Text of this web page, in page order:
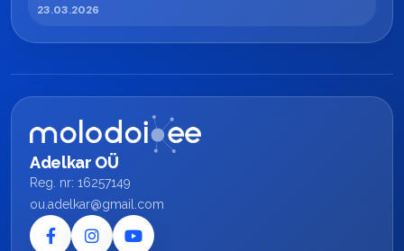
23.03.2026
Adelkar OÜ
Reg. nr: 16257149
ou.adelkar@gmail.com